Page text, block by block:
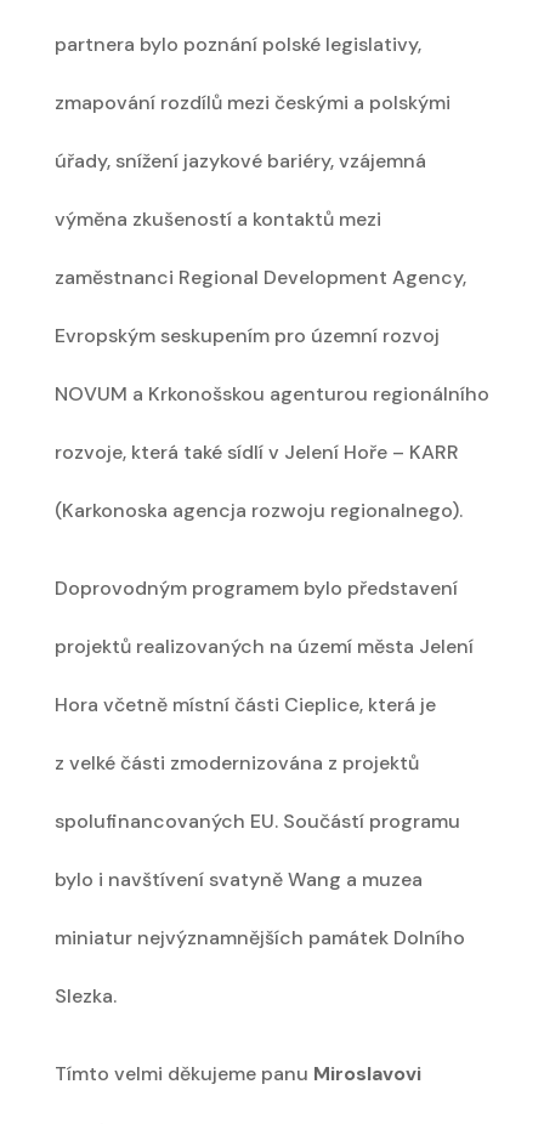
partnera bylo poznání polské legislativy,
zmapování rozdílů mezi českými a polskými
úřady, snížení jazykové bariéry, vzájemná
výměna zkušeností a kontaktů mezi
zaměstnanci Regional Development Agency,
Evropským seskupením pro územní rozvoj
NOVUM a Krkonošskou agenturou regionálního
rozvoje, která také sídlí v Jelení Hoře – KARR
(Karkonoska agencja rozwoju regionalnego).
Doprovodným programem bylo představení
projektů realizovaných na území města Jelení
Hora včetně místní části Cieplice, která je
z velké části zmodernizována z projektů
spolufinancovaných EU. Součástí programu
bylo i navštívení svatyně Wang a muzea
miniatur nejvýznamnějších památek Dolního
Slezka.
Tímto velmi děkujeme panu Miroslavovi